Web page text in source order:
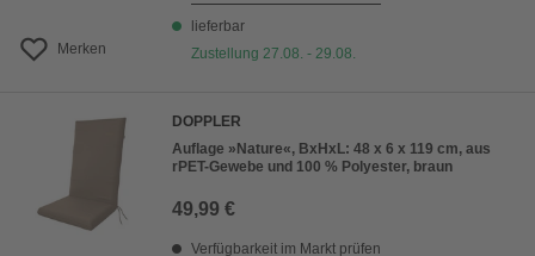
Merken
lieferbar
Zustellung 27.08. - 29.08.
DOPPLER
Auflage »Nature«, BxHxL: 48 x 6 x 119 cm, aus
rPET-Gewebe und 100 % Polyester, braun
49,99 €
Verfügbarkeit im Markt prüfen